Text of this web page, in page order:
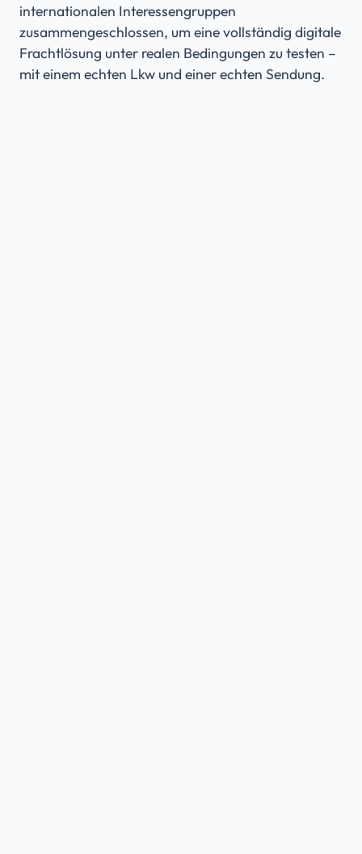
internationalen Interessengruppen
zusammengeschlossen, um eine vollständig digitale
Frachtlösung unter realen Bedingungen zu testen –
mit einem echten Lkw und einer echten Sendung.